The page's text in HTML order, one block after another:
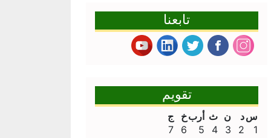
تابعنا
تقويم
سد ن ث أربخ
ج
1
2
3
4
5
6
7